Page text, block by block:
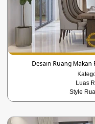
Desain Ruang Makan
Luas
Style